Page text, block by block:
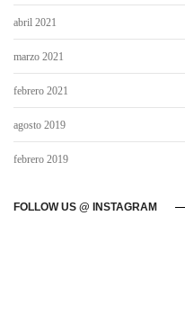
abril 2021
marzo 2021
febrero 2021
agosto 2019
febrero 2019
FOLLOW US @ INSTAGRAM